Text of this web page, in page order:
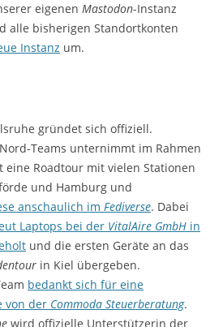
eigenen Mastodon-Instanz
alle bisherigen Standortkonten
Instanz um.
gründet sich offiziell.
Teams unternimmt im Rahmen
eine Roadtour mit vielen Stationen
und Hamburg und
anschaulich im Fediverse. Dabei
Laptops bei der VitalAire GmbH in
und die ersten Geräte an das
in Kiel übergeben.
bedankt sich für eine
von der Commoda Steuerberatung.
wird offizielle Unterstützerin der